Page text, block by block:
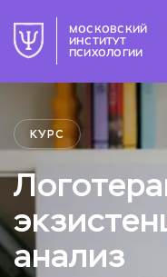
МОСКОВСКИЙ
ИНСТИТУТ
ПСИХОЛОГИИ
КУРС
анализ